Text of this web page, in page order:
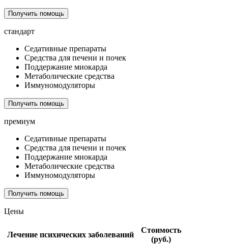
Получить помощь
стандарт
Седативные препараты
Средства для печени и почек
Поддержание миокарда
Метаболические средства
Иммуномодуляторы
Получить помощь
премиум
Седативные препараты
Средства для печени и почек
Поддержание миокарда
Метаболические средства
Иммуномодуляторы
Получить помощь
Цены
Лечение психических заболеваний
Стоимость
(руб.)